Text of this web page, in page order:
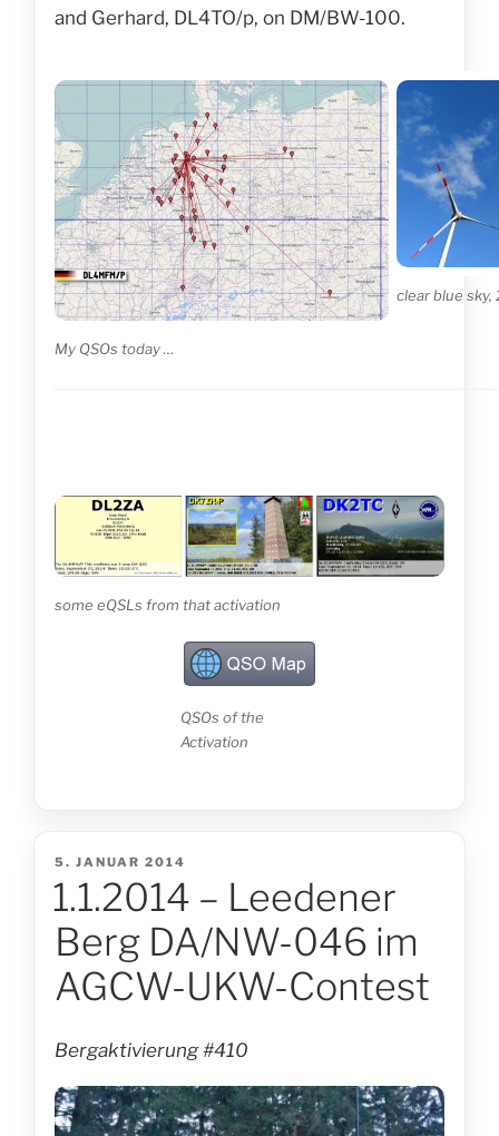
and Gerhard, DL4TO/p, on DM/BW-100.
My QSOs today …
clear blue sky,
some eQSLs from that activation
QSOs of the
Activation
VERÖFFENTLICHT
AM
5. JANUAR 2014
1.1.2014 – Leedener
Berg DA/NW-046 im
AGCW-UKW-Contest
Bergaktivierung #410